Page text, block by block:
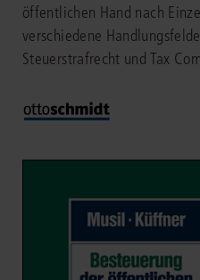
öffentlichen Hand nach
verschiedene
Steuerstrafrecht und Tax